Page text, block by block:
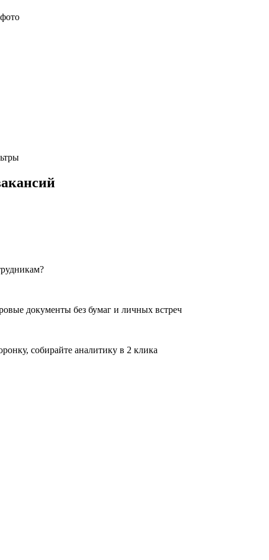
документы без бумаг и личных встреч
собирайте аналитику в 2 клика